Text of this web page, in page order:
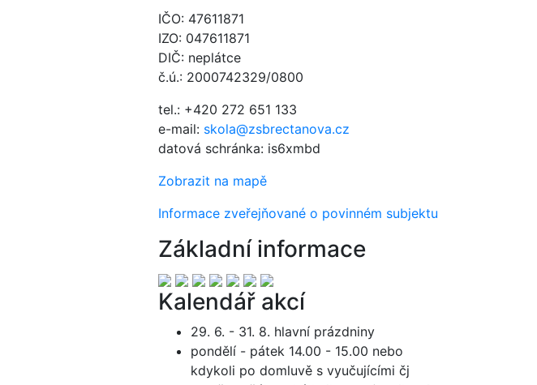
IČO: 47611871
IZO: 047611871
DIČ: neplátce
č.ú.: 2000742329/0800
tel.: +420 272 651 133
e-mail: skola@zsbrectanova.cz
datová schránka: is6xmbd
Zobrazit na mapě
Informace zveřejňované o povinném subjektu
Základní informace
Kalendář akcí
29. 6. - 31. 8. hlavní prázdniny
pondělí - pátek 14.00 - 15.00 nebo
kdykoli po domluvě s vyučujícími čj